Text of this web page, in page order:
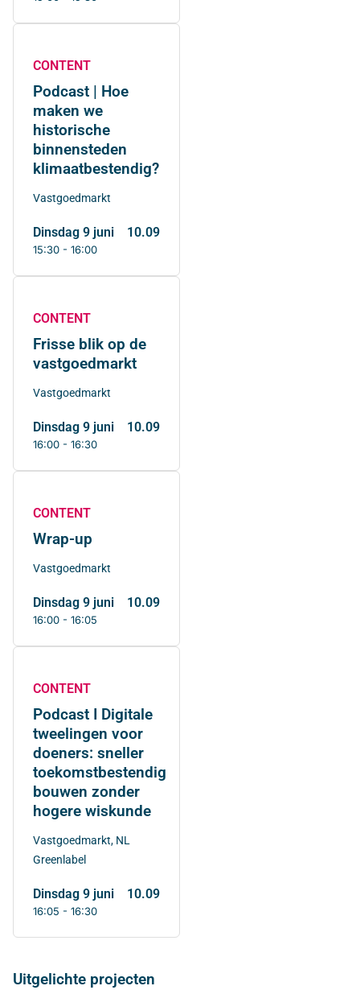
CONTENT
Podcast | Hoe
maken we
historische
binnensteden
klimaatbestendig?
Vastgoedmarkt
dinsdag 9 juni
15:30 - 16:00
10.09
CONTENT
Frisse blik op de
vastgoedmarkt
Vastgoedmarkt
dinsdag 9 juni
16:00 - 16:30
10.09
CONTENT
Wrap-up
Vastgoedmarkt
dinsdag 9 juni
16:00 - 16:05
10.09
CONTENT
Podcast I Digitale
tweelingen voor
doeners: sneller
toekomstbestendig
bouwen zonder
hogere wiskunde
Vastgoedmarkt, NL
Greenlabel
dinsdag 9 juni
16:05 - 16:30
10.09
Uitgelichte projecten